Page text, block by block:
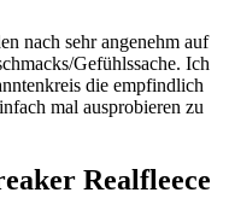
nach sehr angenehm auf
Gefühlssache. Ich
die empfindlich
mal ausprobieren zu
Realfleece